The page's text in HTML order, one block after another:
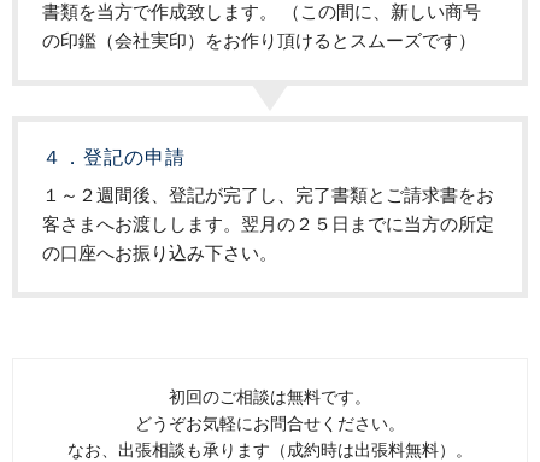
書類を当方で作成致します。 （この間に、新しい商号
の印鑑（会社実印）をお作り頂けるとスムーズです）
４．登記の申請
１～２週間後、登記が完了し、完了書類とご請求書をお
客さまへお渡しします。翌月の２５日までに当方の所定
の口座へお振り込み下さい。
初回のご相談は無料です。
どうぞお気軽にお問合せください。
なお、出張相談も承ります（成約時は出張料無料）。